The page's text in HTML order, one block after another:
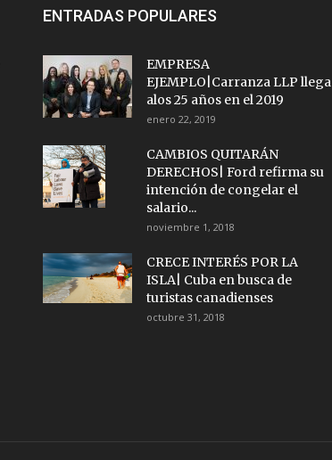
ENTRADAS POPULARES
EMPRESA
EJEMPLO|Carranza LLP llega
alos 25 años en el 2019
enero 22, 2019
CAMBIOS QUITARÁN
DERECHOS| Ford refirma su
intención de congelar el
salario...
noviembre 1, 2018
CRECE INTERÉS POR LA
ISLA| Cuba en busca de
turistas canadienses
octubre 31, 2018